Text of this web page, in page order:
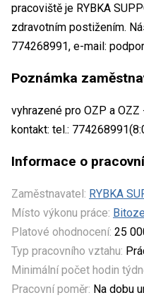
pracoviště je RYBKA
zdravotním postižením.
774268991, e-mail:
Poznámka
vyhrazené pro OZP a
kontakt: tel.:
Informace o
Zaměstnavatel: RYBKA
Místo výkonu práce:
Platové ohodnocení: 25
Typ pracovního vztahu:
Minimální počet hodin
Pracovní poměr: Na dobu